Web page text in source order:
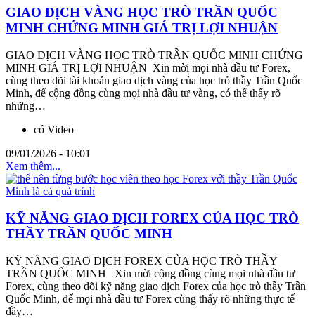
GIAO DỊCH VÀNG HỌC TRÒ TRẦN QUỐC
MINH CHỨNG MINH GIÁ TRỊ LỢI NHUẬN
GIAO DỊCH VÀNG HỌC TRÒ TRẦN QUỐC MINH CHỨNG
MINH GIÁ TRỊ LỢI NHUẬN Xin mời mọi nhà đầu tư Forex,
cùng theo dõi tài khoản giao dịch vàng của học trỏ thầy Trần Quốc
Minh, để cộng đồng cùng mọi nhà đầu tư vàng, có thể thấy rõ
những…
có Video
09/01/2026 - 10:01
Xem thêm...
KỸ NĂNG GIAO DỊCH FOREX CỦA HỌC TRÒ
THẦY TRẦN QUỐC MINH
KỸ NĂNG GIAO DỊCH FOREX CỦA HỌC TRÒ THẦY
TRẦN QUỐC MINH Xin mời cộng đồng cùng mọi nhà đầu tư
Forex, cùng theo dõi kỹ năng giao dịch Forex của học trò thầy Trần
Quốc Minh, để mọi nhà đầu tư Forex cùng thấy rõ những thực tế
đầy…